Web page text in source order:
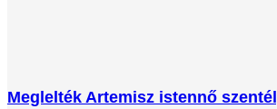
Meglelték Artemisz istennő